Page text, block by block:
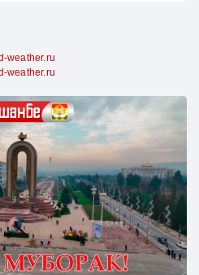
weather.ru
weather.ru